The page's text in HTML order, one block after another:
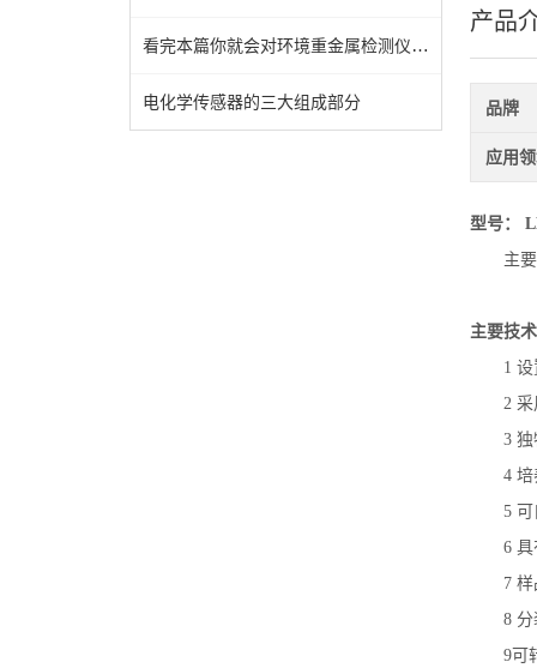
看完本篇你就会对环境重金属检测仪有更多了解
电化学传感器的三大组成部分
产品
品牌
应用
型号：
主
主要技
1
2
3
4 培
5
6
7
8
9可